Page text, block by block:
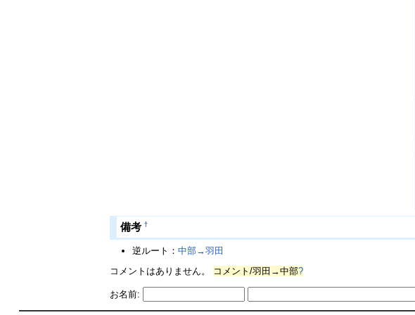
備考 †
逆ルート：中部→羽田
コメントはありません。
コメント/羽田→中部?
お名前: